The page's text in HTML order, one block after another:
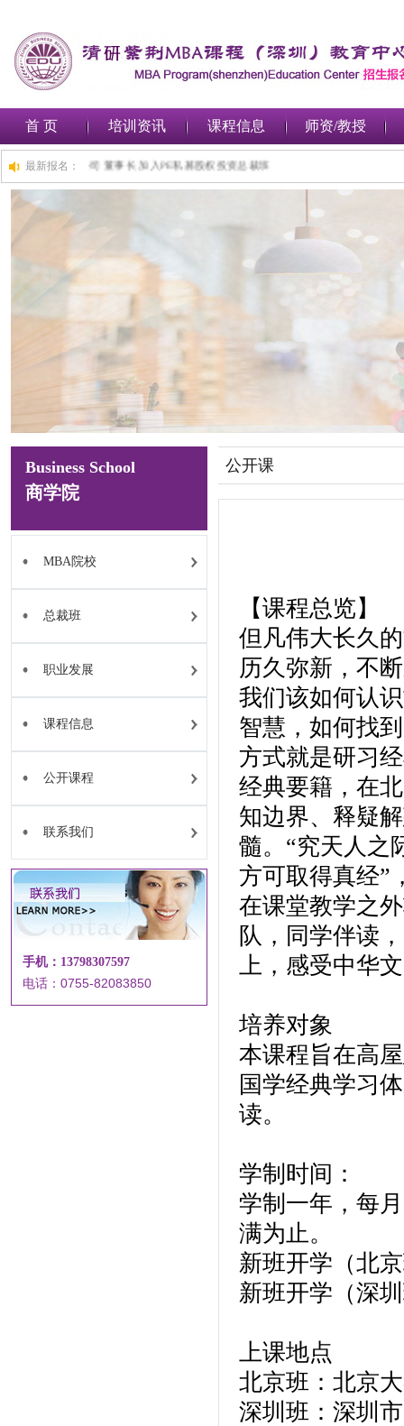
首 页 培训资讯 课程信息 师资/教授
最新报名：
***金融集团有限公司 董事长 加入PE私募股权投资总裁班
Business School
商学院
MBA院校
总裁班
职业发展
课程信息
公开课程
联系我们
手机：13798307597
电话：0755-82083850
公开课
【课程总览】
但凡伟大长久
历久弥新，不
我们该如何认
智慧，如何找
方式就是研习
经典要籍，在
知边界、释疑
髓。“究天人之
方可取得真经”
在课堂教学之
队，同学伴读
上，感受中华
培养对象
本课程旨在高
国学经典学习
读。
学制时间：
学制一年，每
满为止。
新班开学（北
新班开学（深
上课地点
北京班：北京
深圳班：深圳